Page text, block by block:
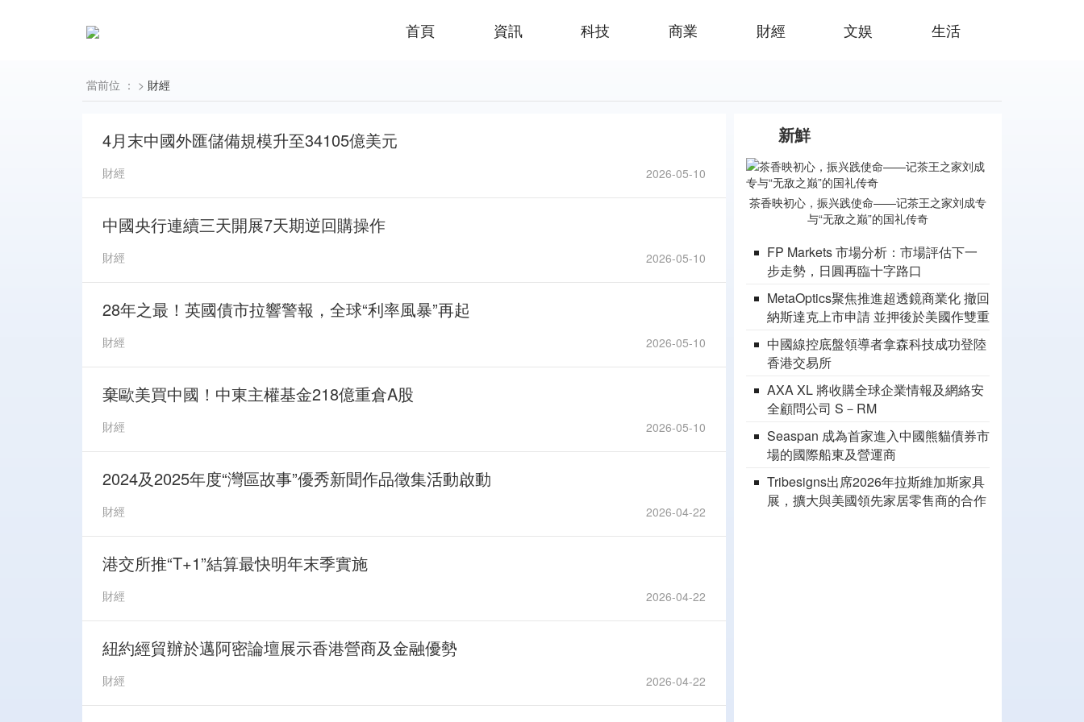
首頁 資訊 科技 商業 財經 文娱 生活
當前位 ： > 財經
4月末中國外匯儲備規模升至34105億美元
財經 2026-05-10
中國央行連續三天開展7天期逆回購操作
財經 2026-05-10
28年之最！英國債市拉響警報，全球“利率風暴”再起
財經 2026-05-10
棄歐美買中國！中東主權基金218億重倉A股
財經 2026-05-10
2024及2025年度“灣區故事”優秀新聞作品徵集活動啟動
財經 2026-04-22
港交所推“T+1”結算最快明年末季實施
財經 2026-04-22
紐約經貿辦於邁阿密論壇展示香港營商及金融優勢
財經 2026-04-22
新鮮
茶香映初心，振兴践使命——记茶王之家刘成专
与“无敌之巅”的国礼传奇
FP Markets 市場分析：市場評估下一
步走勢，日圓再臨十字路口
MetaOptics聚焦推進超透鏡商業化 撤回
納斯達克上市申請 並押後於美國作雙重
上市之計劃
中國線控底盤領導者拿森科技成功登陸
香港交易所
AXA XL 將收購全球企業情報及網絡安
全顧問公司 S－RM
Seaspan 成為首家進入中國熊貓債券市
場的國際船東及營運商
Tribesigns出席2026年拉斯維加斯家具
展，擴大與美國領先家居零售商的合作